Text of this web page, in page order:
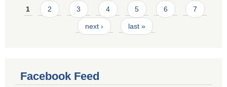
Pages
1 2 3 4 5 6 7
next › last »
Facebook Feed